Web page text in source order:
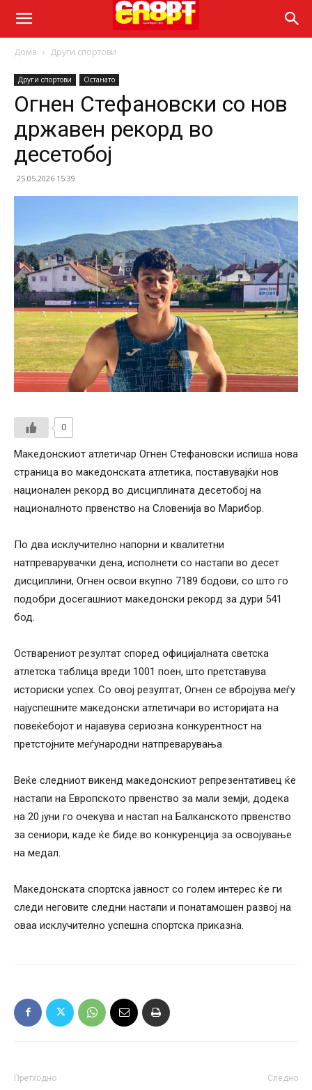
Дома Други спортови
Други спортови Останато
Огнен Стефановски со нов
државен рекорд во
десетобој
25.05.2026 15:39
0
Македонскиот атлетичар Огнен Стефановски испиша нова
страница во македонската атлетика, поставувајќи нов
национален рекорд во дисциплината десетобој на
националното првенство на Словенија во Марибор.
По два исклучително напорни и квалитетни
натпреварувачки дена, исполнети со настапи во десет
дисциплини, Огнен освои вкупно 7189 бодови, со што го
подобри досегашниот македонски рекорд за дури 541
бод.
Остварениот резултат според официјалната светска
атлетска таблица вреди 1001 поен, што претставува
историски успех. Со овој резултат, Огнен се вбројува меѓу
најуспешните македонски атлетичари во историјата на
повеќебојот и најавува сериозна конкурентност на
претстојните меѓународни натпреварувања.
Веќе следниот викенд македонскиот репрезентативец ќе
настапи на Европското првенство за мали земји, додека
на 20 јуни го очекува и настап на Балканското првенство
за сениори, каде ќе биде во конкуренција за освојување
на медал.
Македонската спортска јавност со голем интерес ќе ги
следи неговите следни настапи и понатамошен развој на
оваа исклучително успешна спортска приказна.
Претходно Следно